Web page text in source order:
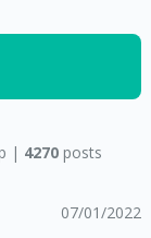
| 4270 posts
07/01/2022